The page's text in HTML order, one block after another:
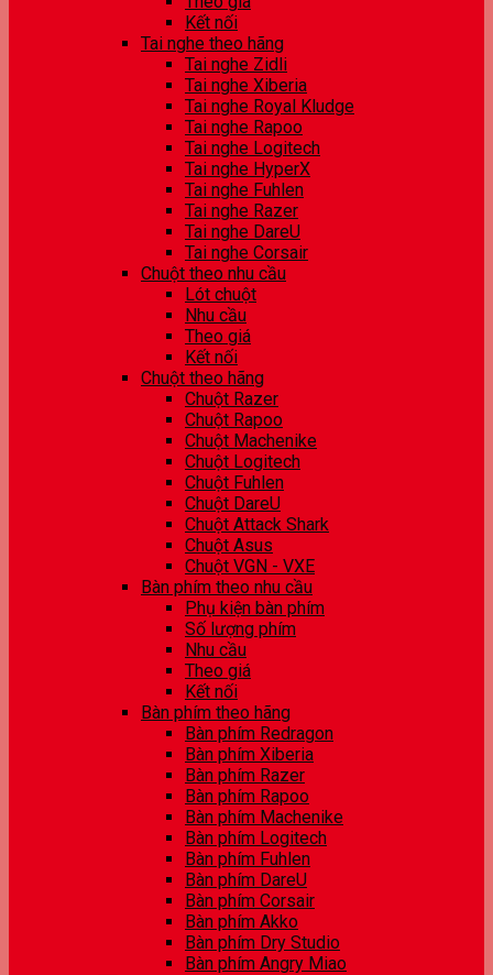
Kết nối
Tai nghe theo hãng
Tai nghe Zidli
Tai nghe Xiberia
Tai nghe Royal Kludge
Tai nghe Rapoo
Tai nghe Logitech
Tai nghe HyperX
Tai nghe Fuhlen
Tai nghe Razer
Tai nghe DareU
Tai nghe Corsair
Chuột theo nhu cầu
Lót chuột
Nhu cầu
Theo giá
Kết nối
Chuột theo hãng
Chuột Razer
Chuột Rapoo
Chuột Machenike
Chuột Logitech
Chuột Fuhlen
Chuột DareU
Chuột Attack Shark
Chuột Asus
Chuột VGN - VXE
Bàn phím theo nhu cầu
Phụ kiện bàn phím
Số lượng phím
Nhu cầu
Theo giá
Kết nối
Bàn phím theo hãng
Bàn phím Redragon
Bàn phím Xiberia
Bàn phím Razer
Bàn phím Rapoo
Bàn phím Machenike
Bàn phím Logitech
Bàn phím Fuhlen
Bàn phím DareU
Bàn phím Corsair
Bàn phím Akko
Bàn phím Dry Studio
Bàn phím Angry Miao